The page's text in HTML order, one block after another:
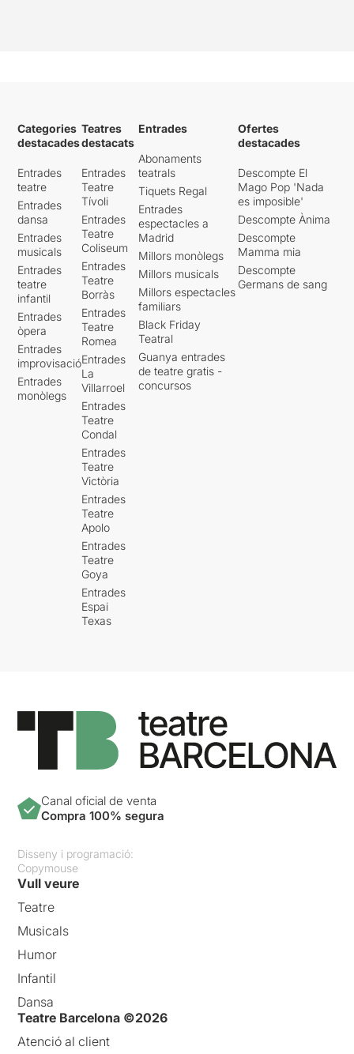
Categories
destacades
Entrades
teatre
Entrades
dansa
Entrades
musicals
Entrades
teatre
infantil
Entrades
òpera
Entrades
improvisació
Entrades
monòlegs
Teatres
destacats
Entrades
Teatre
Tívoli
Entrades
Teatre
Coliseum
Entrades
Teatre
Borràs
Entrades
Teatre
Romea
Entrades
La
Villarroel
Entrades
Teatre
Condal
Entrades
Teatre
Victòria
Entrades
Teatre
Apolo
Entrades
Teatre
Goya
Entrades
Espai
Texas
Entrades
Abonaments
teatrals
Tiquets Regal
Entrades
espectacles a
Madrid
Millors monòlegs
Millors musicals
Millors espectacles
familiars
Black Friday
Teatral
Guanya entrades
de teatre gratis -
concursos
Ofertes
destacades
Descompte El
Mago Pop 'Nada
es imposible'
Descompte Ànima
Descompte
Mamma mia
Descompte
Germans de sang
Canal oficial de venta
Compra 100% segura
Disseny i programació:
Copymouse
Vull veure
Teatre
Musicals
Humor
Infantil
Dansa
Teatre Barcelona ©2026
Atenció al client